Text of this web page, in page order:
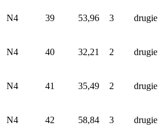
N4 39 53,96 3 drugie
N4 40 32,21 2 drugie
N4 41 35,49 2 drugie
N4 42 58,84 3 drugie